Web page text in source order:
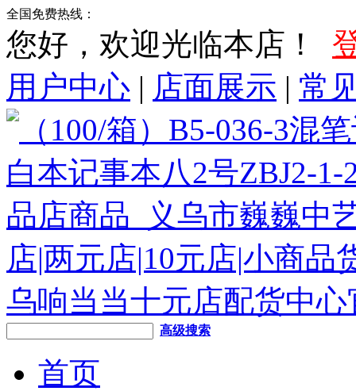
全国免费热线：
您好，欢迎光临本店！
用户中心 | 店面展示 | 常
高级搜索
首页